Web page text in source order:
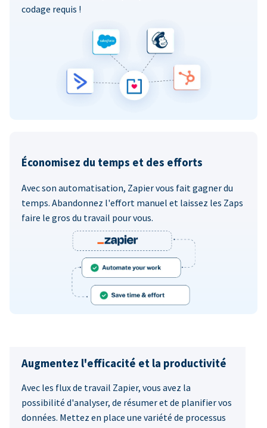
codage requis !
Économisez du temps et des efforts
Avec son automatisation, Zapier vous fait gagner du
temps. Abandonnez l'effort manuel et laissez les Zaps
faire le gros du travail pour vous.
Augmentez l'efficacité et la productivité
Avec les flux de travail Zapier, vous avez la
possibilité d'analyser, de résumer et de planifier vos
données. Mettez en place une variété de processus